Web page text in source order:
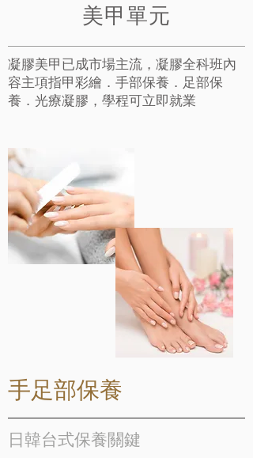
美甲單元
凝膠美甲已成市場主流，凝膠全科班內
容主項指甲彩繪．手部保養．足部保
養．光療凝膠，學程可立即就業
手足部保養
日韓台式保養關鍵